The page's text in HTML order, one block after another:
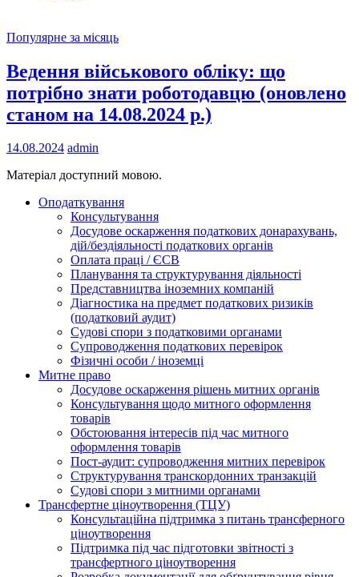
Популярне за місяць
Ведення військового обліку: що
потрібно знати роботодавцю (оновлено
станом на 14.08.2024 р.)
14.08.2024 admin
Матеріал доступний мовою.
Оподаткування
Консультування
Досудове оскарження податкових донарахувань,
дій/бездіяльності податкових органів
Оплата праці / ЄСВ
Планування та структурування діяльності
Представництва іноземних компаній
Діагностика на предмет податкових ризиків
(податковий аудит)
Судові спори з податковими органами
Супроводження податкових перевірок
Фізичні особи / іноземці
Митне право
Досудове оскарження рішень митних органів
Консультування щодо митного оформлення
товарів
Обстоювання інтересів під час митного
оформлення товарів
Пост-аудит: супроводження митних перевірок
Структурування транскордонних транзакцій
Судові спори з митними органами
Трансфертне ціноутворення (ТЦУ)
Консультаційна підтримка з питань трансферного
ціноутворення
Підтримка під час підготовки звітності з
трансфертного ціноутворення